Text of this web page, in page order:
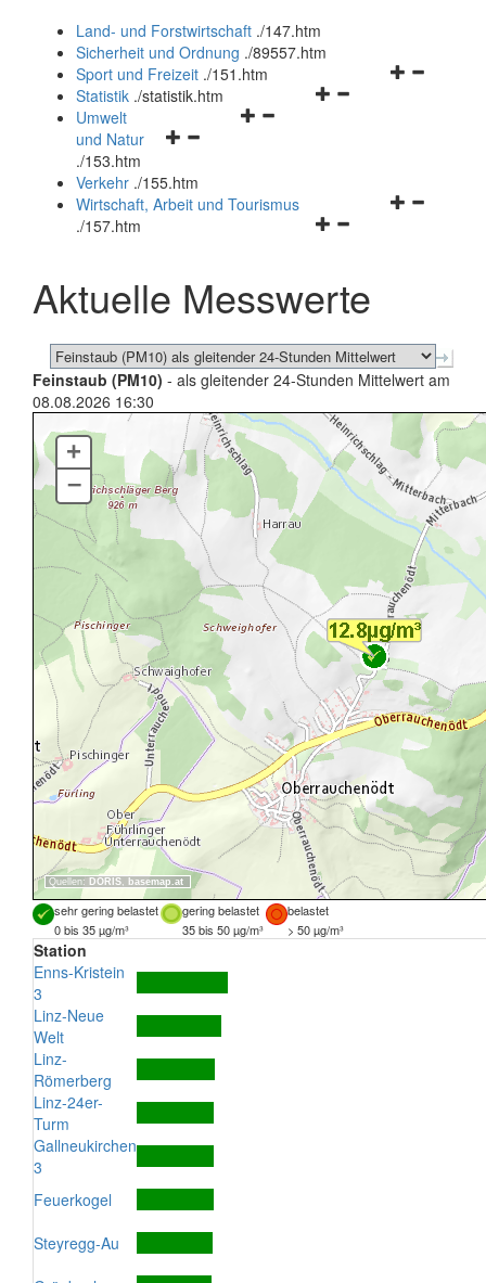
und
schließen
Land- und Forstwirtschaft ./147.htm
Sicherheit und Ordnung ./89557.htm
Navigationsmenü
Sport und Freizeit ./151.htm
Navigationsmenü
Statistik ./statistik.htm
Navigationsmenü
und
schließen
Umwelt
und Natur
./153.htm
Verkehr ./155.htm
Navigationsmenü
schließen
Wirtschaft, Arbeit und Tourismus
./157.htm
Aktuelle Messwerte
Feinstaub (PM10) - als gleitender 24-Stunden Mittelwert am
08.08.2026 16:30
Quellen: DORIS, basemap.at
+
–
sehr gering belastet gering belastet
belastet
0 bis 35 µg/m³
35 bis 50 µg/m³ > 50 µg/m³
Station
Enns-Kristein
3
Linz-Neue
Welt
Linz-
Römerberg
Linz-24er-
Turm
Gallneukirchen
3
Feuerkogel
Steyregg-Au